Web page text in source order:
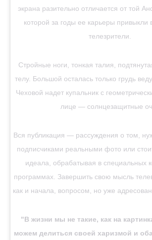
экрана разительно отличается от той
которой за годы ее карьеры привыкли
телезрители.
Стройные ноги, тонкая талия,
телу. Большой осталась только грудь
Чеховой надет купальник с
лице — солнцезащитные
Вся публикация — рассуждения о том,
подписчиками реальными фото или
идеала, обрабатывая в специальных
программах. Завершить свою мысль
как и начала, вопросом, но уже
"В жизни мы не такие, как на
можем делиться своей харизмой и